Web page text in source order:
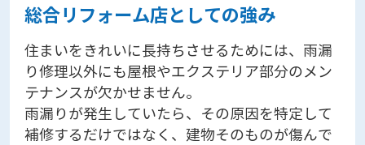
総合リフォーム店としての強み
住まいをきれいに長持ちさせるためには、雨漏
り修理以外にも屋根やエクステリア部分のメン
テナンスが欠かせません。
雨漏りが発生していたら、その原因を特定して
補修するだけではなく、建物そのものが傷んで